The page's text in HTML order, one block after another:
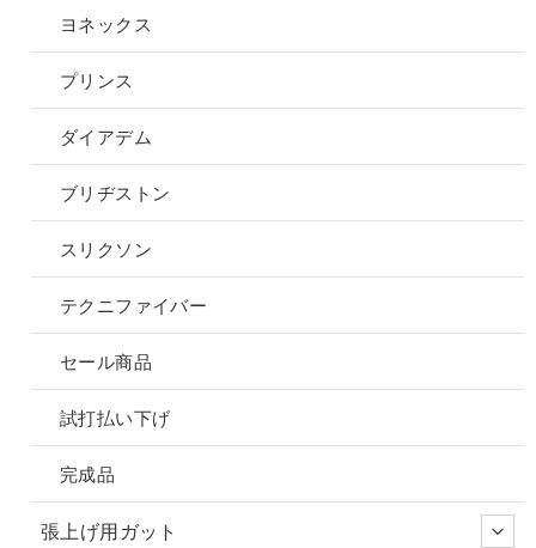
ヨネックス
プリンス
ダイアデム
ブリヂストン
スリクソン
テクニファイバー
セール商品
試打払い下げ
完成品
張上げ用ガット